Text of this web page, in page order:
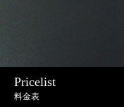
Pricelist
料金表